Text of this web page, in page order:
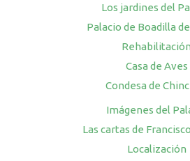
Los jardines del
Palacio de Boadilla
Rehabilitación
Casa de Aves
Condesa de
Imágenes del
Las cartas de
Localización